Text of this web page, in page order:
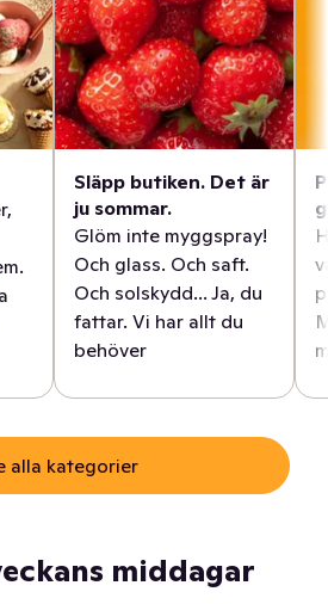
Släpp butiken. Det är
ju sommar.
Glöm inte myggspray!
Och glass. Och saft.
Och solskydd... Ja, du
fattar. Vi har allt du
behöver
alla kategorier
middagar